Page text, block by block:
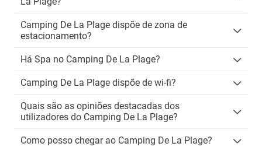
Camping De La Plage dispõe de zona de
estacionamento?
Há Spa no Camping De La Plage?
Camping De La Plage dispõe de wi-fi?
Quais são as opiniões destacadas dos
utilizadores do Camping De La Plage?
Como posso chegar ao Camping De La Plage?